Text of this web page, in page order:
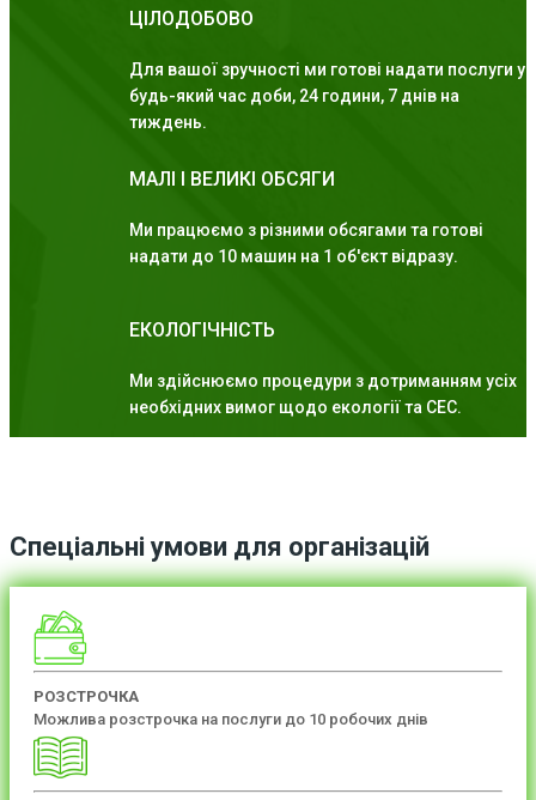
ЦІЛОДОБОВО
Для вашої зручності ми готові надати послуги у
будь-який час доби, 24 години, 7 днів на
тиждень.
МАЛІ І ВЕЛИКІ ОБСЯГИ
Ми працюємо з різними обсягами та готові
надати до 10 машин на 1 об'єкт відразу.
ЕКОЛОГІЧНІСТЬ
Ми здійснюємо процедури з дотриманням усіх
необхідних вимог щодо екології та СЕС.
Спеціальні умови для організацій
РОЗСТРОЧКА
Можлива розстрочка на послуги до 10 робочих днів